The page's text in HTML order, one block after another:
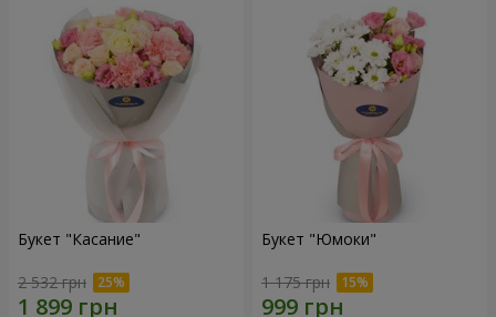
Букет "Касание"
2 532 грн
Букет "Юмоки"
1 175 грн